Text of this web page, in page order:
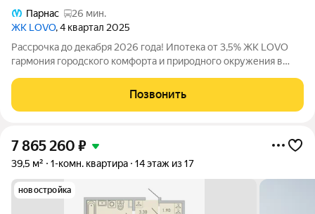
Парнас
26 мин.
ЖК LOVO, 4 квартал 2025
Рассрочка до декабря 2026 года! Ипотека от 3,5% ЖК LOVO
гармония городского комфорта и природного окружения в
Позвонить
7 865 260 ₽
39,5 м² 1-комн. квартира 14 этаж из 17
новостройка